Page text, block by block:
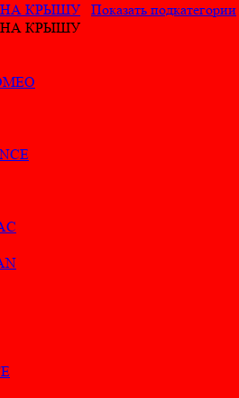
КРЫШУ
Показать подкатегории
КРЫШУ